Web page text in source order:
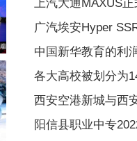
上汽大通MAXUS
广汽埃安Hyper
中国新华教育的利
各大高校被划分为
西安空港新城与西
阳信县职业中专